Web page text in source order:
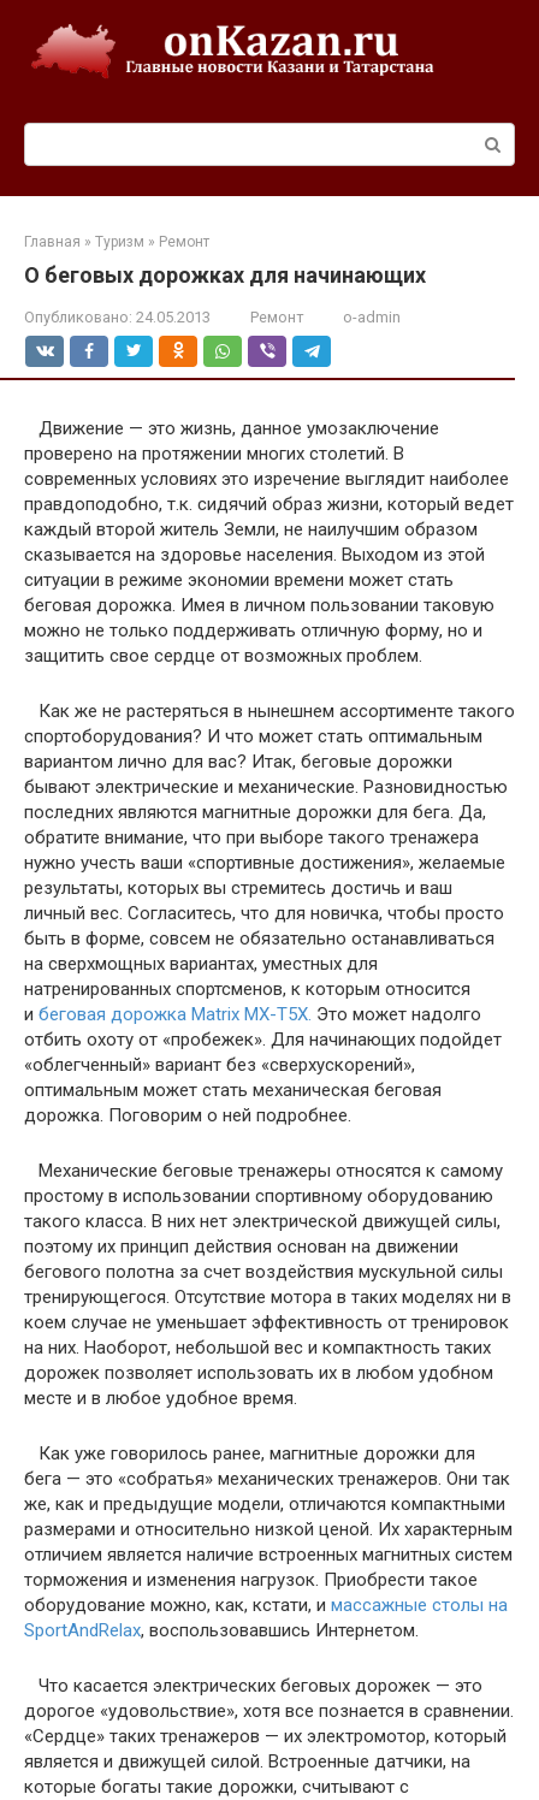
контенту
Главная » Туризм » Ремонт
О беговых дорожках для начинающих
Опубликовано: 24.05.2013 Ремонт o-admin
Движение — это жизнь, данное умозаключение
проверено на протяжении многих столетий. В
современных условиях это изречение выглядит наиболее
правдоподобно, т.к. сидячий образ жизни, который ведет
каждый второй житель Земли, не наилучшим образом
сказывается на здоровье населения. Выходом из этой
ситуации в режиме экономии времени может стать
беговая дорожка. Имея в личном пользовании таковую
можно не только поддерживать отличную форму, но и
защитить свое сердце от возможных проблем.
Как же не растеряться в нынешнем ассортименте такого
спортоборудования? И что может стать оптимальным
вариантом лично для вас? Итак, беговые дорожки
бывают электрические и механические. Разновидностью
последних являются магнитные дорожки для бега. Да,
обратите внимание, что при выборе такого тренажера
нужно учесть ваши «спортивные достижения», желаемые
результаты, которых вы стремитесь достичь и ваш
личный вес. Согласитесь, что для новичка, чтобы просто
быть в форме, совсем не обязательно останавливаться
на сверхмощных вариантах, уместных для
натренированных спортсменов, к которым относится
и беговая дорожка Matrix MX-T5X. Это может надолго
отбить охоту от «пробежек». Для начинающих подойдет
«облегченный» вариант без «сверхускорений»,
оптимальным может стать механическая беговая
дорожка. Поговорим о ней подробнее.
Механические беговые тренажеры относятся к самому
простому в использовании спортивному оборудованию
такого класса. В них нет электрической движущей силы,
поэтому их принцип действия основан на движении
бегового полотна за счет воздействия мускульной силы
тренирующегося. Отсутствие мотора в таких моделях ни в
коем случае не уменьшает эффективность от тренировок
на них. Наоборот, небольшой вес и компактность таких
дорожек позволяет использовать их в любом удобном
месте и в любое удобное время.
Как уже говорилось ранее, магнитные дорожки для
бега — это «собратья» механических тренажеров. Они так
же, как и предыдущие модели, отличаются компактными
размерами и относительно низкой ценой. Их характерным
отличием является наличие встроенных магнитных систем
торможения и изменения нагрузок. Приобрести такое
оборудование можно, как, кстати, и массажные столы на
SportAndRelax, воспользовавшись Интернетом.
Что касается электрических беговых дорожек — это
дорогое «удовольствие», хотя все познается в сравнении.
«Сердце» таких тренажеров — их электромотор, который
является и движущей силой. Встроенные датчики, на
которые богаты такие дорожки, считывают с